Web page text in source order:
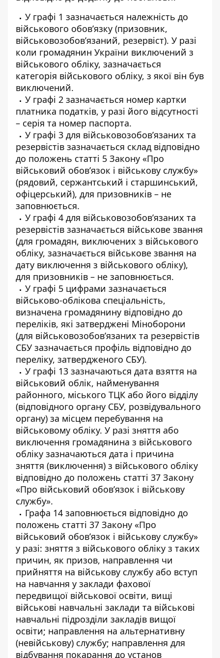
У графі 1 зазначається належність до
військового обов’язку (призовник,
військовозобов’язаний, резервіст). У разі
коли громадянин України виключений з
військового обліку, зазначається
категорія військового обліку, з якої він був
виключений.
У графі 2 зазначається номер картки
платника податків, у разі його відсутності
– серія та номер паспорта.
У графі 3 для військовозобов’язаних та
резервістів зазначається склад відповідно
до положень статті 5 Закону «Про
військовий обов’язок і військову службу»
(рядовий, сержантський і старшинський,
офіцерський), для призовників – не
заповнюється.
У графі 4 для військовозобов’язаних та
резервістів зазначається військове звання
(для громадян, виключених з військового
обліку, зазначається військове звання на
дату виключення з військового обліку),
для призовників – не заповнюється.
У графі 5 цифрами зазначається
військово-облікова спеціальність,
визначена громадянину відповідно до
переліків, які затверджені Міноборони
(для військовозобов’язаних та резервістів
СБУ зазначається профіль відповідно до
переліку, затвердженого СБУ).
У графі 13 зазначаються дата взяття на
військовий облік, найменування
районного, міського ТЦК або його відділу
(відповідного органу СБУ, розвідувального
органу) за місцем перебування на
військовому обліку. У разі зняття або
виключення громадянина з військового
обліку зазначаються дата і причина
зняття (виключення) з військового обліку
відповідно до положень статті 37 Закону
«Про військовий обов’язок і військову
службу».
Графа 14 заповнюється відповідно до
положень статті 37 Закону «Про
військовий обов’язок і військову службу»
у разі: зняття з військового обліку з таких
причин, як призов, направлення чи
прийняття на військову службу або вступ
на навчання у заклади фахової
передвищої військової освіти, вищі
військові навчальні заклади та військові
навчальні підрозділи закладів вищої
освіти; направлення на альтернативну
(невійськову) службу; направлення для
відбування покарання до установ